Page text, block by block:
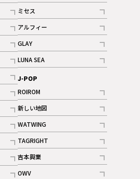
記事
ミセス
記事
アルフィー
記事
GLAY
記事
LUNA SEA
記事
J-POP
ROIROM
記事
新しい地図
記事
WATWING
記事
TAGRIGHT
記事
吉本興業
記事
OWV